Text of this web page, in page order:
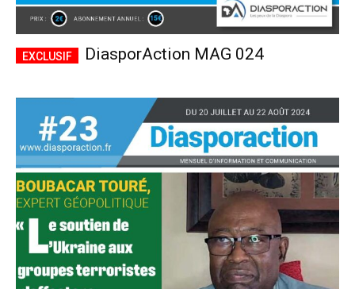
DiasporAction MAG 024